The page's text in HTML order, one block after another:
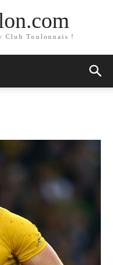
Club Toulonnais !